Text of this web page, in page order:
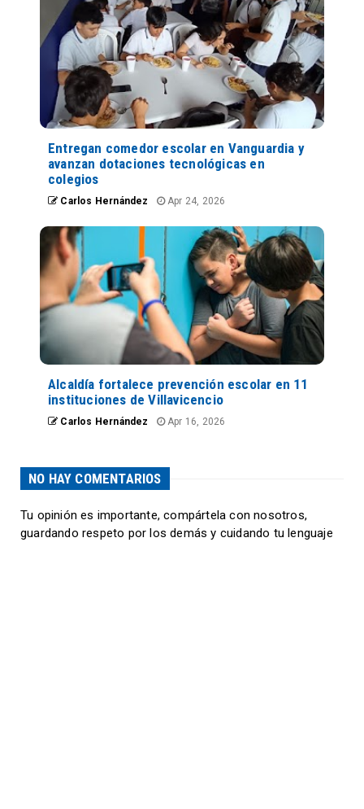
Entregan comedor escolar en Vanguardia y
avanzan dotaciones tecnológicas en
colegios
Carlos Hernández Apr 24, 2026
Alcaldía fortalece prevención escolar en 11
instituciones de Villavicencio
Carlos Hernández Apr 16, 2026
NO HAY COMENTARIOS
Tu opinión es importante, compártela con nosotros,
guardando respeto por los demás y cuidando tu lenguaje